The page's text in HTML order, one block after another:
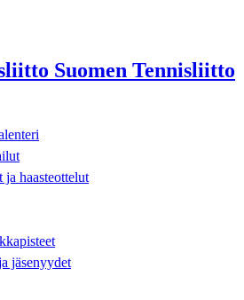
Suomen Tennisliitto
ja haasteottelut
jäsenyydet